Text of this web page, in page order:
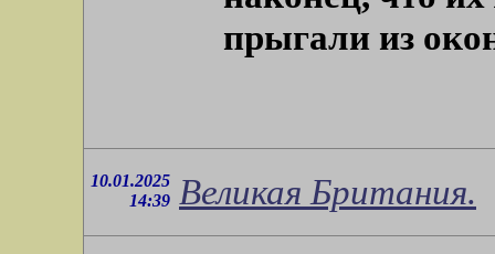
прыгали из
10.01.2025
14:39 Великая Британия.